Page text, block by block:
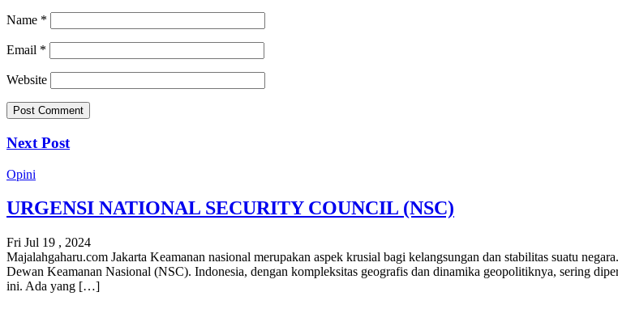
Name *
Email *
Website
Next Post
Opini
URGENSI NATIONAL SECURITY COUNCIL (NSC)
Fri Jul 19 , 2024
Majalahgaharu.com Jakarta Keamanan nasional merupakan aspek krusial bagi kelangsungan dan stabilitas suatu
Dewan Keamanan Nasional (NSC). Indonesia, dengan kompleksitas geografis dan dinamika geopolitiknya, sering
ini. Ada yang […]